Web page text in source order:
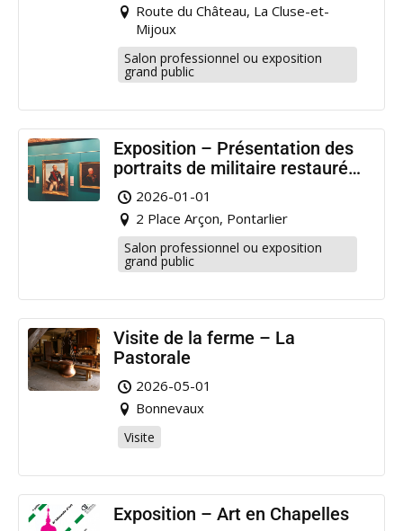
Route du Château, La Cluse-et-
Mijoux
Salon professionnel ou exposition
grand public
Exposition – Présentation des
portraits de militaire restaurés
à Pontarlier
2026-01-01
2 Place Arçon, Pontarlier
Salon professionnel ou exposition
grand public
Visite de la ferme – La
Pastorale
2026-05-01
Bonnevaux
Visite
Exposition – Art en Chapelles